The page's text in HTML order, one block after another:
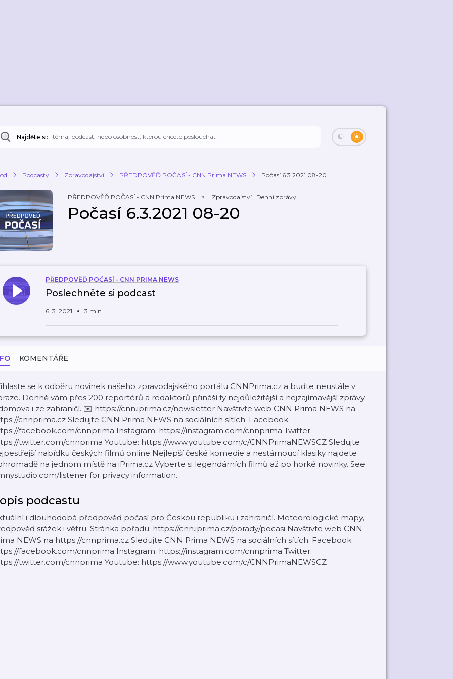
Najděte si:
Podcasty Zpravodajství PŘEDPOVĚĎ POČASÍ - CNN Prima NEWS Počasí 6.3.2021 08-20
PŘEDPOVĚĎ POČASÍ - CNN Prima NEWS Zpravodajství, Denní zprávy
Počasí 6.3.2021 08-20
PŘEDPOVĚĎ POČASÍ - CNN PRIMA NEWS
Poslechněte si podcast
6. 3. 2021 3 min
KOMENTÁŘE
se k odběru novinek našeho zpravodajského portálu CNNPrima.cz a buďte neustále v
Denně vám přes 200 reportérů a redaktorů přináší ty nejdůležitější a nejzajímavější zprávy
i ze zahraničí. ✉️ https://cnn.iprima.cz/newsletter Navštivte web CNN Prima NEWS na
cnnprima.cz Sledujte CNN Prima NEWS na sociálních sítích: Facebook:
facebook.com/cnnprima Instagram: https://instagram.com/cnnprima Twitter:
twitter.com/cnnprima Youtube: https://www.youtube.com/c/CNNPrimaNEWSCZ Sledujte
nabídku českých filmů online Nejlepší české komedie a nestárnoucí klasiky najdete
na jednom místě na iPrima.cz Vyberte si legendárních filmů až po horké novinky. See
listener for privacy information.
podcastu
i dlouhodobá předpověď počasí pro Českou republiku i zahraničí. Meteorologické mapy,
srážek i větru. Stránka pořadu: https://cnn.iprima.cz/porady/pocasi Navštivte web CNN
NEWS na https://cnnprima.cz Sledujte CNN Prima NEWS na sociálních sítích: Facebook:
facebook.com/cnnprima Instagram: https://instagram.com/cnnprima Twitter:
twitter.com/cnnprima Youtube: https://www.youtube.com/c/CNNPrimaNEWSCZ